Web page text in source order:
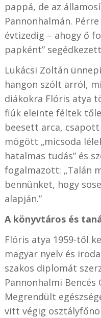
pappá, de az
Pannonhalmán.
évtizedig – ahogy ő
papként”
Lukácsi Zoltán
hangon szólt arról,
diákokra Flóris atya
fiúk eleinte féltek
beesett arca,
mögött „micsoda
hatalmas tudás” és
fogalmazott: „Talán
bennünket, hogy
alapján.”
A könyvtáros és
Flóris atya 1959-től
magyar nyelv és
szakos diplomát
Pannonhalmi
Megrendült
vitt végig